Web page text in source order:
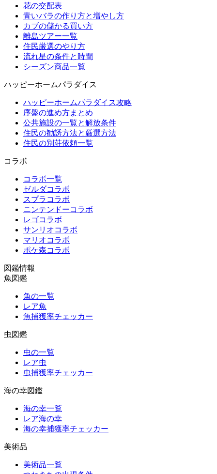
花の交配表
青いバラの作り方と増やし方
カブの儲かる買い方
離島ツアー一覧
住民厳選のやり方
流れ星の条件と時間
シーズン商品一覧
ハッピーホームパラダイス
ハッピーホームパラダイス攻略
序盤の進め方まとめ
公共施設の一覧と解放条件
住民の勧誘方法と厳選方法
住民の別荘依頼一覧
コラボ
コラボ一覧
ゼルダコラボ
スプラコラボ
ニンテンドーコラボ
レゴコラボ
サンリオコラボ
マリオコラボ
ポケ森コラボ
図鑑情報
魚図鑑
魚の一覧
レア魚
魚捕獲率チェッカー
虫図鑑
虫の一覧
レア虫
虫捕獲率チェッカー
海の幸図鑑
海の幸一覧
レア海の幸
海の幸捕獲率チェッカー
美術品
美術品一覧